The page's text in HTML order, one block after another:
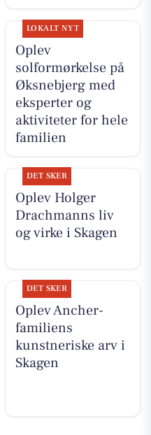
LOKALT NYT
Oplev
solformørkelse på
Øksnebjerg med
eksperter og
aktiviteter for hele
familien
DET SKER
Oplev Holger
Drachmanns liv
og virke i Skagen
DET SKER
Oplev Ancher-
familiens
kunstneriske arv i
Skagen